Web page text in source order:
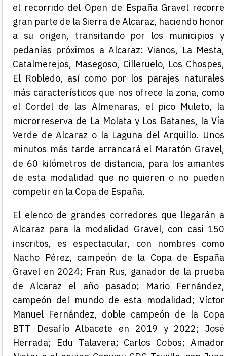
el recorrido del Open de España Gravel recorre
gran parte de la Sierra de Alcaraz, haciendo honor
a su origen, transitando por los municipios y
pedanías próximos a Alcaraz: Vianos, La Mesta,
Catalmerejos, Masegoso, Cilleruelo, Los Chospes,
El Robledo, así como por los parajes naturales
más característicos que nos ofrece la zona, como
el Cordel de las Almenaras, el pico Muleto, la
microrreserva de La Molata y Los Batanes, la Vía
Verde de Alcaraz o la Laguna del Arquillo. Unos
minutos más tarde arrancará el Maratón Gravel,
de 60 kilómetros de distancia, para los amantes
de esta modalidad que no quieren o no pueden
competir en la Copa de España.
El elenco de grandes corredores que llegarán a
Alcaraz para la modalidad Gravel, con casi 150
inscritos, es espectacular, con nombres como
Nacho Pérez, campeón de la Copa de España
Gravel en 2024; Fran Rus, ganador de la prueba
de Alcaraz el año pasado; Mario Fernández,
campeón del mundo de esta modalidad; Víctor
Manuel Fernández, doble campeón de la Copa
BTT Desafío Albacete en 2019 y 2022; José
Herrada; Edu Talavera; Carlos Cobos; Amador